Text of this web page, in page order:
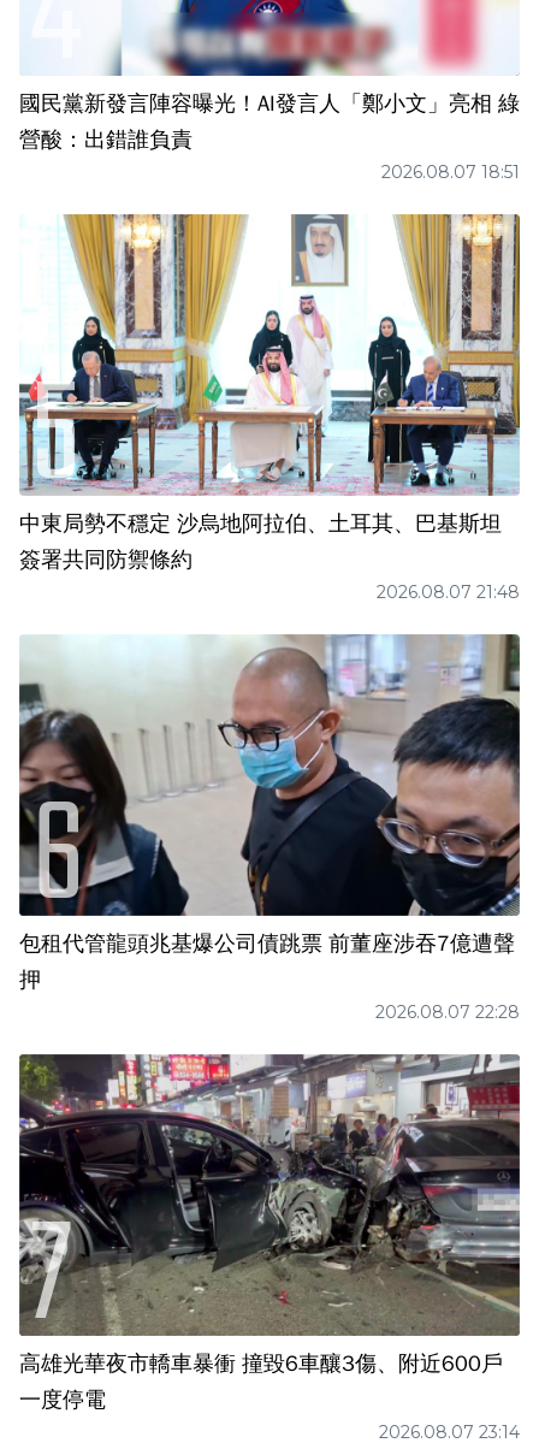
國民黨新發言陣容曝光！AI發言人「鄭小文」亮相 綠
營酸：出錯誰負責
2026.08.07 18:51
中東局勢不穩定 沙烏地阿拉伯、土耳其、巴基斯坦
簽署共同防禦條約
2026.08.07 21:48
包租代管龍頭兆基爆公司債跳票 前董座涉吞7億遭聲
押
2026.08.07 22:28
高雄光華夜市轎車暴衝 撞毀6車釀3傷、附近600戶
一度停電
2026.08.07 23:14